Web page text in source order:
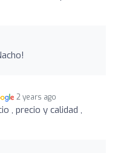
2 years ago
, precio y calidad ,